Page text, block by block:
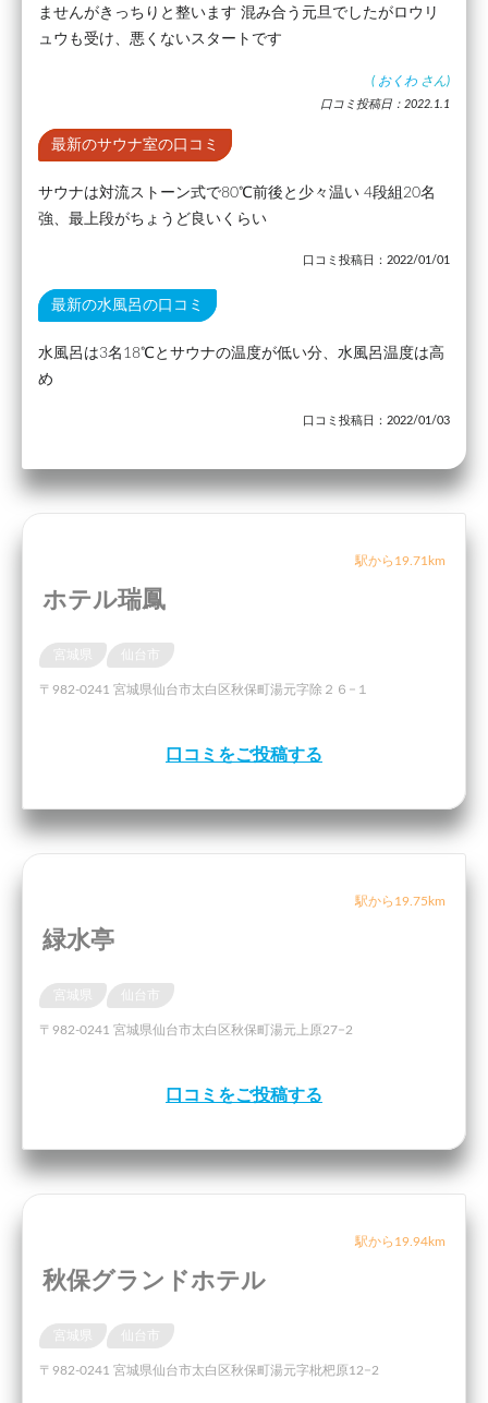
ませんがきっちりと整います 混み合う元旦でしたがロウリ
ュウも受け、悪くないスタートです
( おくわ さん)
口コミ投稿日：2022.1.1
最新のサウナ室の口コミ
サウナは対流ストーン式で80℃前後と少々温い 4段組20名
強、最上段がちょうど良いくらい
口コミ投稿日：2022/01/01
最新の水風呂の口コミ
水風呂は3名18℃とサウナの温度が低い分、水風呂温度は高
め
口コミ投稿日：2022/01/03
駅から19.71km
ホテル瑞鳳
〒982-0241 宮城県仙台市太白区秋保町湯元字除２６−１
口コミをご投稿する
駅から19.75km
緑水亭
〒982-0241 宮城県仙台市太白区秋保町湯元上原27−2
口コミをご投稿する
駅から19.94km
秋保グランドホテル
〒982-0241 宮城県仙台市太白区秋保町湯元字枇杷原12−2